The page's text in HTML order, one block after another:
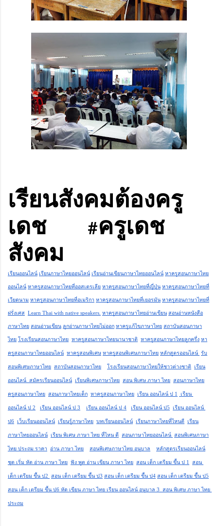
เรียนสังคมต้องครู
เดช
#ครูเดช
สังคม
เรียนออนไลน์ เรียนภาษาไทยออนไลน์ เรียนอ่านเขียนภาษาไทยออนไลน์ หาครูสอนภาษาไทย
ออนไลน์ หาครูสอนภาษาไทยที่ออสเตรเลีย หาครูสอนภาษาไทยที่ญี่ปุ่น หาครูสอนภาษาไทยที่
เวียดนาม หาครูสอนภาษาไทยที่อเมริกา หาครูสอนภาษาไทยที่เยอรมัน หาครูสอนภาษาไทยที่
ฝรั่งเศส Learn Thai with native speakers. หาครูสอนภาษาไทยอ่านเขียน สอนอ่านหนังสือ
ภาษาไทย สอนอ่านเขียน ลูกอ่านภาษาไทยไม่ออก หาครูแก้ไขภาษาไทย สถาบันสอนภาษา
ไทย โรงเรียนสอนภาษาไทย หาครูสอนภาษาไทยนานาชาติ หาครูสอนภาษาไทยลูกครึ่ง หา
ครูสอนภาษาไทยออนไลน์ หาครูสอนพิเศษ หาครูสอนพิเศษภาษาไทย หลักสูตรออนไลน์ รับ
สอนพิเศษภาษาไทย สถาบันสอนภาษาไทย โรงเรียนสอนภาษาไทยให้ชาวต่างชาติ เรียน
ออนไลน์  สมัครเรียนออนไลน์ เรียนพิเศษภาษาไทย สอน พิเศษ ภาษา ไทย สอนภาษาไทย
ครูสอนภาษาไทย สอนภาษาไทยเด็ก หาครูสอนภาษาไทย เรียน ออนไลน์ ป 1 เรียน
ออนไลน์ ป 2 เรียน ออนไลน์ ป 3 เรียน ออนไลน์ ป 4 เรียน ออนไลน์ ป5 เรียน ออนไลน์
ป6 เว็บเรียนออนไลน์ เรียนรู้ภาษาไทย บทเรียนออนไลน์ เรียนภาษาไทยที่ไหนดี เรียน
ภาษาไทยออนไลน์ เรียน พิเศษ ภาษา ไทย ที่ไหน ดี สอนภาษาไทยออนไลน์ สอนพิเศษภาษา
ไทย ประถม ราคา อ่าน ภาษา ไทย สอนพิเศษภาษาไทย อนุบาล หลักสูตรเรียนออนไลน์
ชุด เริ่ม หัด อ่าน ภาษา ไทย ฟัง พูด อ่าน เขียน ภาษา ไทย สอน เด็ก เตรียม ขึ้น ป 1 สอน
เด็ก เตรียม ขึ้น ป2 สอน เด็ก เตรียม ขึ้น ป3 สอน เด็ก เตรียม ขึ้น ป4 สอน เด็ก เตรียม ขึ้น ป5
สอน เด็ก เตรียม ขึ้น ป6 หัด เขียน ภาษา ไทย เรียน ออนไลน์ อนุบาล 3  สอน พิเศษ ภาษา ไทย
ประถม